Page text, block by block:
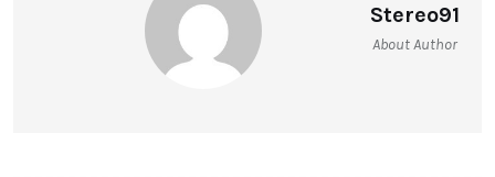
Stereo91
About Author